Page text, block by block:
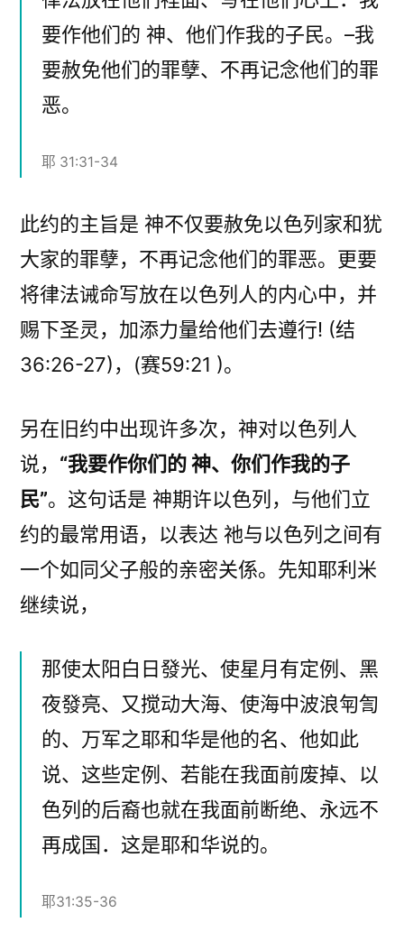
要作他们的 神、他们作我的子民。–我
要赦免他们的罪孽、不再记念他们的罪
恶。
耶 31:31-34
此约的主旨是 神不仅要赦免以色列家和犹
大家的罪孽，不再记念他们的罪恶。更要
将律法诫命写放在以色列人的内心中，并
赐下圣灵，加添力量给他们去遵行! (结
36:26-27)，(赛59:21 )。
另在旧约中出现许多次，神对以色列人
说， “我要作你们的 神、你们作我的子
民”。这句话是 神期许以色列，与他们立
约的最常用语，以表达 祂与以色列之间有
一个如同父子般的亲密关係。先知耶利米
继续说，
那使太阳白日發光、使星月有定例、黑
夜發亮、又搅动大海、使海中波浪匉訇
的、万军之耶和华是他的名、他如此
说、这些定例、若能在我面前废掉、以
色列的后裔也就在我面前断绝、永远不
再成国．这是耶和华说的。
耶31:35-36